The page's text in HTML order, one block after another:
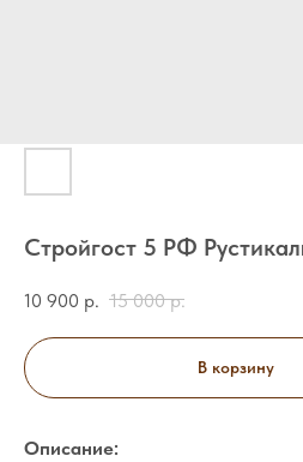
Стройгост 5 РФ
10 900 р. 15 000 р.
В корзину
Описание: